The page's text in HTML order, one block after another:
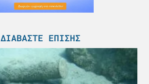
ΔΙΑΒΆΣΤΕ ΕΠΊΣΗΣ